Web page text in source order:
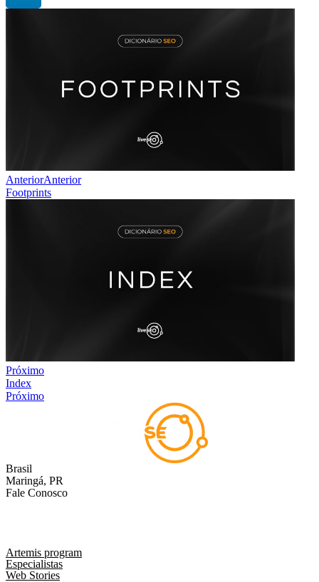
AnteriorAnterior
Footprints
Próximo
Index
Próximo
Brasil
Maringá, PR
Fale Conosco
Artemis program
Especialistas
Web Stories